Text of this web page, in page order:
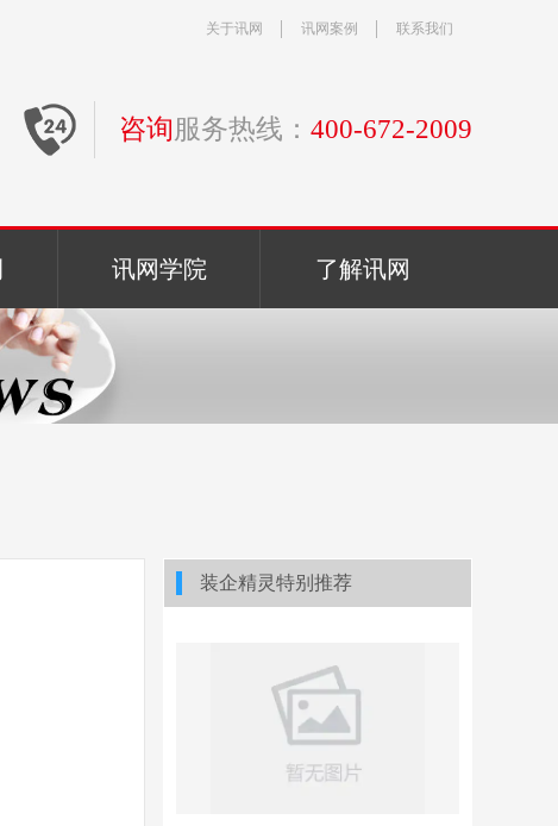
关于讯网 讯网案例 联系我们
咨询服务热线： 400-672-2009
讯网学院 了解讯网
装企精灵特别推荐